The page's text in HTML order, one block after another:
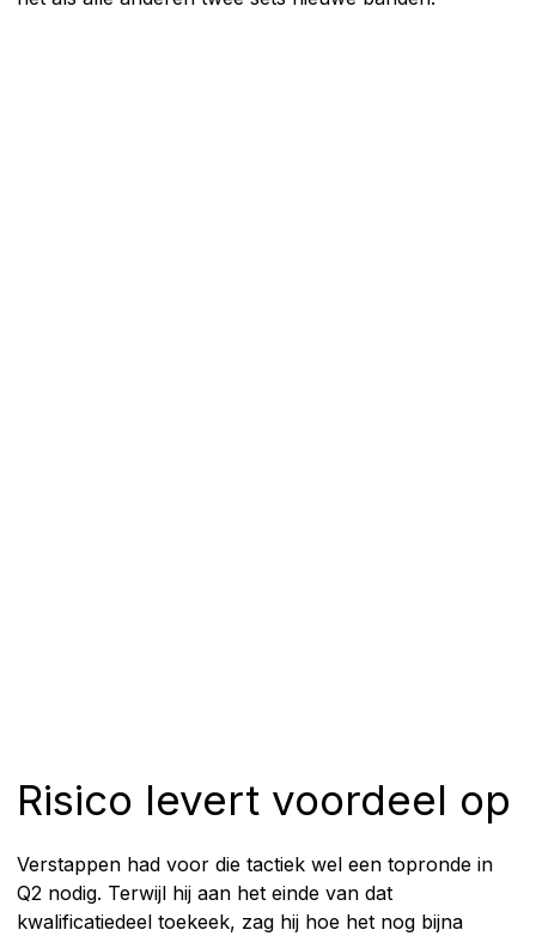
Risico levert voordeel op
Verstappen had voor die tactiek wel een topronde in
Q2 nodig. Terwijl hij aan het einde van dat
kwalificatiedeel toekeek, zag hij hoe het nog bijna